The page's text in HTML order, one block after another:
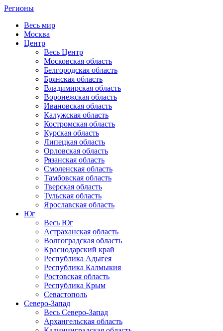
Регионы
Весь мир
Москва
Центр
Весь Центр
Московская область
Белгородская область
Брянская область
Владимирская область
Воронежская область
Ивановская область
Калужская область
Костромская область
Курская область
Липецкая область
Орловская область
Рязанская область
Смоленская область
Тамбовская область
Тверская область
Тульская область
Ярославская область
Юг
Весь Юг
Астраханская область
Волгоградская область
Краснодарский край
Республика Адыгея
Республика Калмыкия
Ростовская область
Республика Крым
Севастополь
Северо-Запад
Весь Северо-Запад
Архангельская область